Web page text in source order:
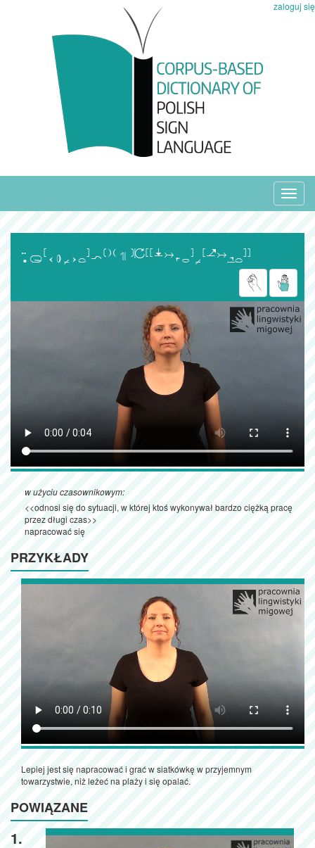
zaloguj się

w użyciu czasownikowym:
<<odnosi się do sytuacji, w której ktoś wykonywał bardzo ciężką pracę
przez długi czas>>
napracować się
PRZYKŁADY
Lepiej jest się napracować i grać w siatkówkę w przyjemnym
towarzystwie, niż leżeć na plaży i się opalać.
POWIĄZANE
1.